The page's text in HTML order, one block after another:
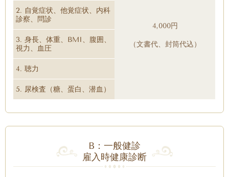
4,000円
（文書代、封筒代込）
2. 自覚症状、他覚症状、内科
診察、問診
3. 身長、体重、BMI、腹囲、
視力、血圧
4. 聴力
5. 尿検査（糖、蛋白、潜血）
B：一般健診
雇入時健康診断